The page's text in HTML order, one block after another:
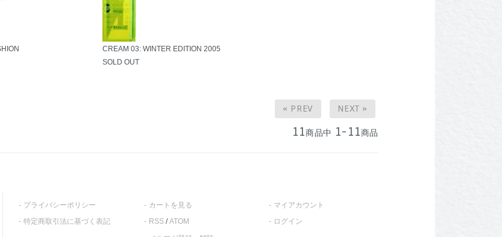
CREAM 03: WINTER EDITION 2005
SOLD OUT
« PREV NEXT »
11商品中 1-11商品
プライバシーポリシー
特定商取引法に基づく表記
カートを見る
RSS/ATOM
マイアカウント
ログイン